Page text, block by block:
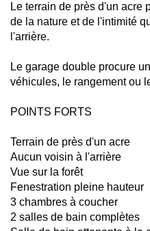
Le terrain de près d'un acre
de la nature et de l'intimité
l'arrière.
Le garage double procure
véhicules, le rangement ou
POINTS FORTS
Terrain de près d'un acre
Aucun voisin à l'arrière
Vue sur la forêt
Fenestration pleine hauteur
3 chambres à coucher
2 salles de bain complètes